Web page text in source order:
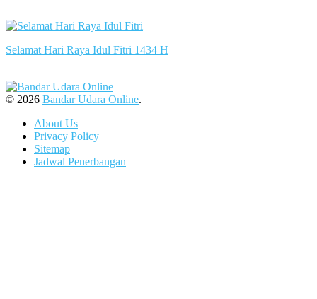
Selamat Hari Raya Idul Fitri 1434 H
© 2026 Bandar Udara Online.
About Us
Privacy Policy
Sitemap
Jadwal Penerbangan